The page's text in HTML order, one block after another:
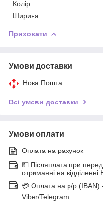
Колір
Ширина
Приховати
Умови доставки
Нова Пошта
Всі умови доставки
Умови оплати
Оплата на рахунок
💵 Післяплата при
отриманні на
💳 Оплата на р/р (IBAN) -
Viber/Telegram